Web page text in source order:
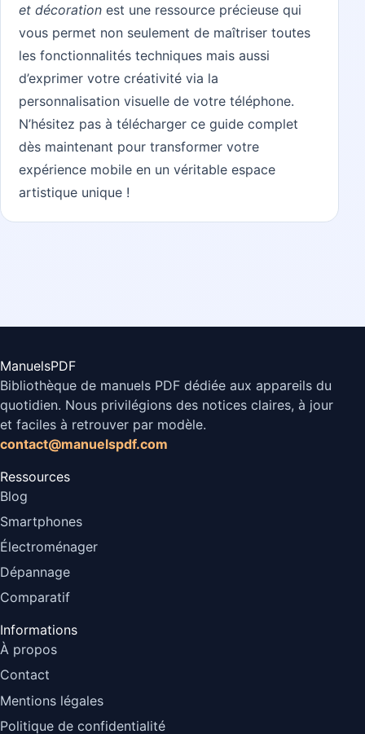
et décoration est une ressource précieuse qui
vous permet non seulement de maîtriser toutes
les fonctionnalités techniques mais aussi
d’exprimer votre créativité via la
personnalisation visuelle de votre téléphone.
N’hésitez pas à télécharger ce guide complet
dès maintenant pour transformer votre
expérience mobile en un véritable espace
artistique unique !
ManuelsPDF
Bibliothèque de manuels PDF dédiée aux appareils du
quotidien. Nous privilégions des notices claires, à jour
et faciles à retrouver par modèle.
contact@manuelspdf.com
Ressources
Blog
Smartphones
Électroménager
Dépannage
Comparatif
Informations
À propos
Contact
Mentions légales
Politique de confidentialité